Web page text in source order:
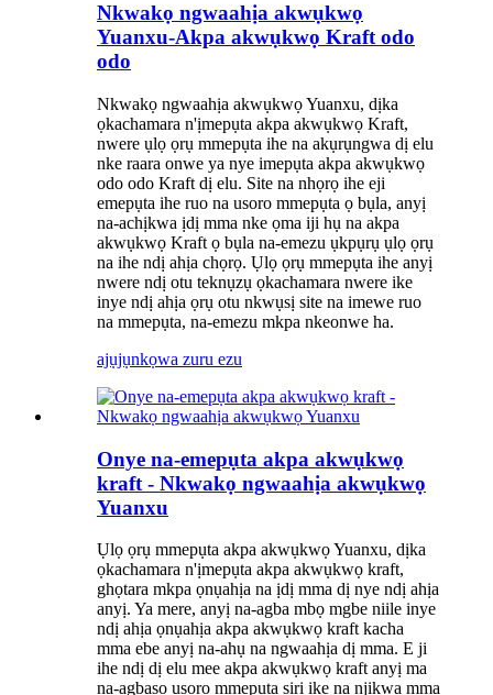
Nkwakọ ngwaahịa akwụkwọ
Yuanxu-Akpa akwụkwọ Kraft odo
odo
Nkwakọ ngwaahịa akwụkwọ Yuanxu, dịka
ọkachamara n'ịmepụta akpa akwụkwọ Kraft,
nwere ụlọ ọrụ mmepụta ihe na akụrụngwa dị elu
nke raara onwe ya nye imepụta akpa akwụkwọ
odo odo Kraft dị elu. Site na nhọrọ ihe eji
emepụta ihe ruo na usoro mmepụta ọ bụla, anyị
na-achịkwa ịdị mma nke ọma iji hụ na akpa
akwụkwọ Kraft ọ bụla na-emezu ụkpụrụ ụlọ ọrụ
na ihe ndị ahịa chọrọ. Ụlọ ọrụ mmepụta ihe anyị
nwere ndị otu teknụzụ ọkachamara nwere ike
inye ndị ahịa ọrụ otu nkwụsị site na imewe ruo
na mmepụta, na-emezu mkpa nkeonwe ha.
ajụjụnkọwa zuru ezu
Onye na-emepụta akpa akwụkwọ
kraft - Nkwakọ ngwaahịa akwụkwọ
Yuanxu
Ụlọ ọrụ mmepụta akpa akwụkwọ Yuanxu, dịka
ọkachamara n'ịmepụta akpa akwụkwọ kraft,
ghọtara mkpa ọnụahịa na ịdị mma dị nye ndị ahịa
anyị. Ya mere, anyị na-agba mbọ mgbe niile inye
ndị ahịa ọnụahịa akpa akwụkwọ kraft kacha
mma ebe anyị na-ahụ na ngwaahịa dị mma. E ji
ihe ndị dị elu mee akpa akwụkwọ kraft anyị ma
na-agbaso usoro mmepụta siri ike na njikwa mma